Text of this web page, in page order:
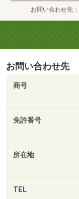
お問い合わせ先
お問い合わせ先
商号
免許番号
所在地
TEL